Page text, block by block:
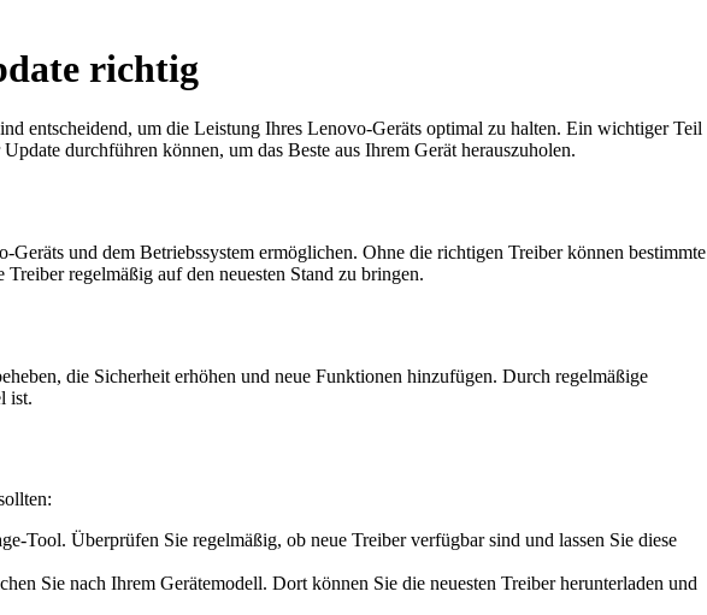
richtig
entscheidend, um die Leistung Ihres Lenovo-Geräts optimal zu halten. Ein wichtiger Teil
durchführen können, um das Beste aus Ihrem Gerät herauszuholen.
und dem Betriebssystem ermöglichen. Ohne die richtigen Treiber können bestimmte
regelmäßig auf den neuesten Stand zu bringen.
die Sicherheit erhöhen und neue Funktionen hinzufügen. Durch regelmäßige
ist.
Tool. Überprüfen Sie regelmäßig, ob neue Treiber verfügbar sind und lassen Sie diese
Sie nach Ihrem Gerätemodell. Dort können Sie die neuesten Treiber herunterladen und